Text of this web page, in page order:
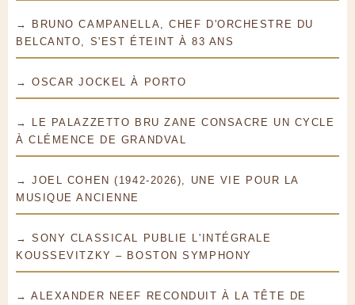
→ BRUNO CAMPANELLA, CHEF D'ORCHESTRE DU
BELCANTO, S'EST ÉTEINT À 83 ANS
→ OSCAR JOCKEL À PORTO
→ LE PALAZZETTO BRU ZANE CONSACRE UN CYCLE
À CLÉMENCE DE GRANDVAL
→ JOEL COHEN (1942-2026), UNE VIE POUR LA
MUSIQUE ANCIENNE
→ SONY CLASSICAL PUBLIE L'INTÉGRALE
KOUSSEVITZKY – BOSTON SYMPHONY
→ ALEXANDER NEEF RECONDUIT À LA TÊTE DE